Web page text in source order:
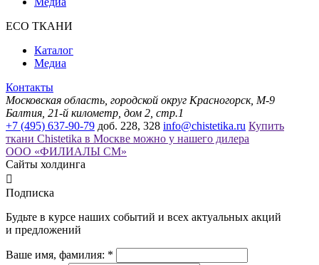
ECO ТКАНИ
Каталог
Медиа
Контакты
Московская область, городской округ Красногорск, М-9
Балтия, 21-й километр, дом 2, стр.1
+7 (495) 637-90-79 доб. 228, 328 info@chistetika.ru Купить
ткани Chistetika в Москве можно у нашего дилера
ООО «ФИЛИАЛЫ СМ»
Сайты холдинга

Подписка
Будьте в курсе наших событий и всех актуальных акций
и предложений
Ваше имя, фамилия: *